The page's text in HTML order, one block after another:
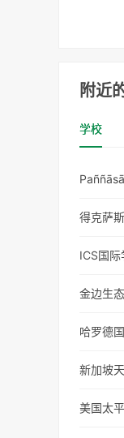
附近
学校
得克萨
ICS国际
金边生
哈罗德
新加坡
美国太